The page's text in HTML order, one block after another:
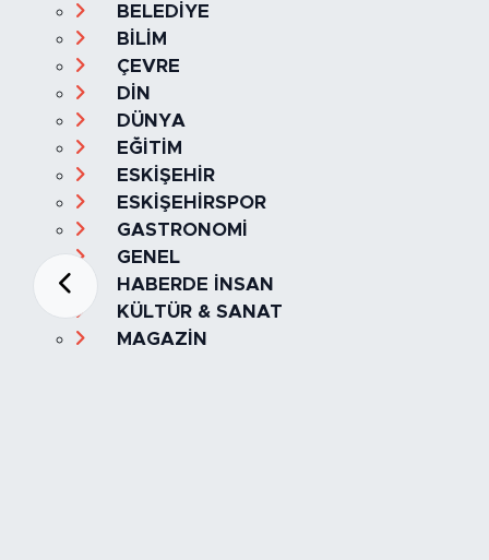
BELEDİYE
BİLİM
ÇEVRE
DİN
DÜNYA
EĞİTİM
ESKİŞEHİR
ESKİŞEHİRSPOR
GASTRONOMİ
GENEL
HABERDE İNSAN
KÜLTÜR & SANAT
MAGAZİN